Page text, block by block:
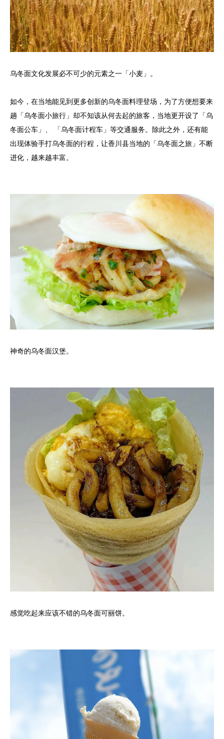
乌冬面文化发展必不可少的元素之一「小麦」。
如今，在当地能见到更多创新的乌冬面料理登场，为了方便想要来
趟「乌冬面小旅行」却不知该从何去起的旅客，当地更开设了「乌
冬面公车」、 「乌冬面计程车」等交通服务。除此之外，还有能
出现体验手打乌冬面的行程，让香川县当地的「乌冬面之旅」不断
进化，越来越丰富。
神奇的乌冬面汉堡。
感觉吃起来应该不错的乌冬面可丽饼。